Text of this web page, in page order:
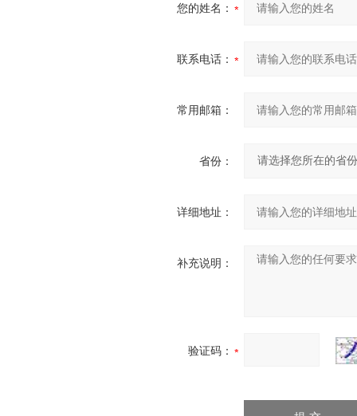
您的姓名：
联系电话：
常用邮箱：
省份：
详细地址：
补充说明：
验证码：